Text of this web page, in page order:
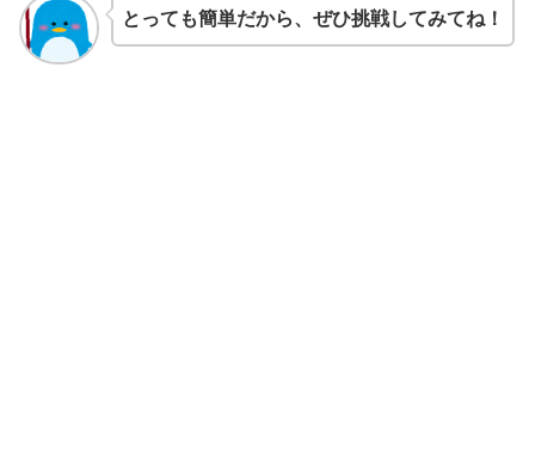
とっても簡単だから、ぜひ挑戦してみてね！